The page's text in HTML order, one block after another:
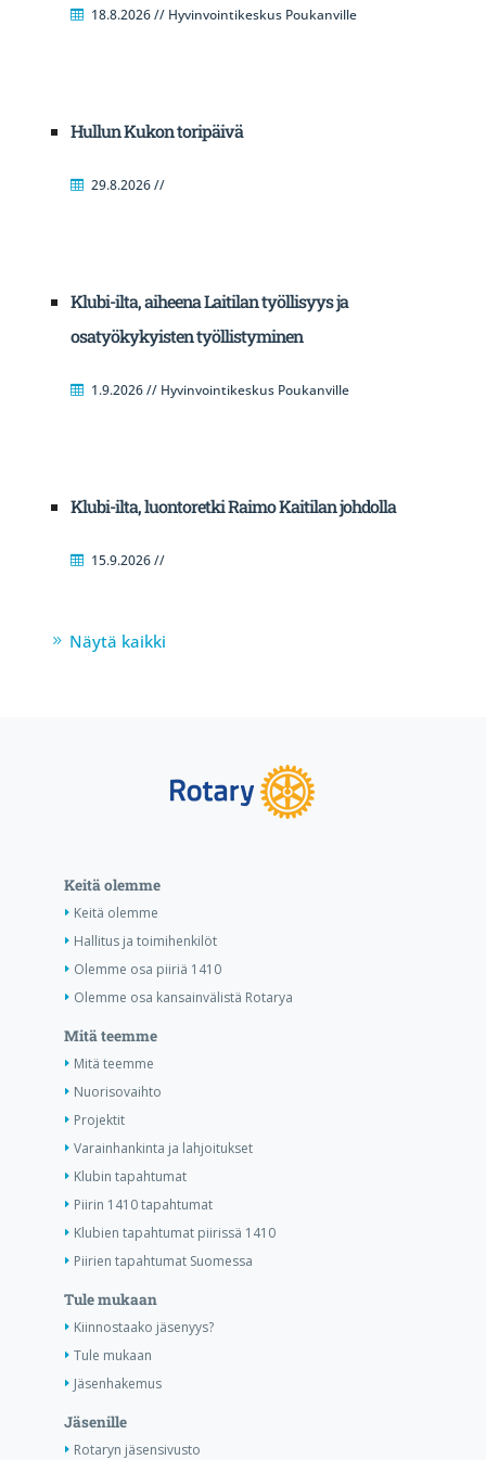
18.8.2026 // Hyvinvointikeskus Poukanville
Hullun Kukon toripäivä
29.8.2026 //
Klubi-ilta, aiheena Laitilan työllisyys ja
osatyökykyisten työllistyminen
1.9.2026 // Hyvinvointikeskus Poukanville
Klubi-ilta, luontoretki Raimo Kaitilan johdolla
15.9.2026 //
Näytä kaikki
Keitä olemme
Keitä olemme
Hallitus ja toimihenkilöt
Olemme osa piiriä 1410
Olemme osa kansainvälistä Rotarya
Mitä teemme
Mitä teemme
Nuorisovaihto
Projektit
Varainhankinta ja lahjoitukset
Klubin tapahtumat
Piirin 1410 tapahtumat
Klubien tapahtumat piirissä 1410
Piirien tapahtumat Suomessa
Tule mukaan
Kiinnostaako jäsenyys?
Tule mukaan
Jäsenhakemus
Jäsenille
Rotaryn jäsensivusto